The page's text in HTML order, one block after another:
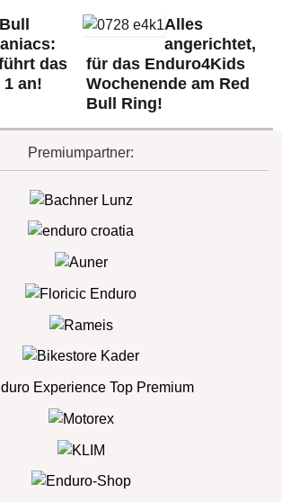
das
1 an!
Alles
angerichtet,
für das Enduro4Kids
Wochenende am Red
Bull Ring!
Premiumpartner: